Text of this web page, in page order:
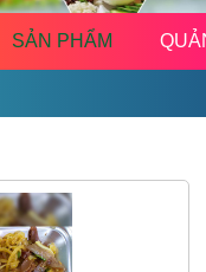
SẢN PHẨM